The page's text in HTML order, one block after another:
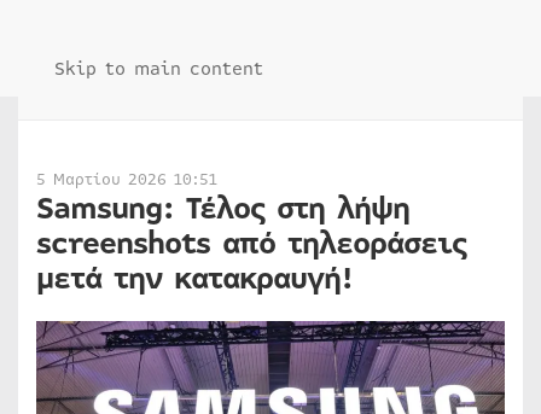
Skip to main content
5 Μαρτίου 2026 10:51
Samsung: Τέλος στη λήψη
screenshots από τηλεοράσεις
μετά την κατακραυγή!